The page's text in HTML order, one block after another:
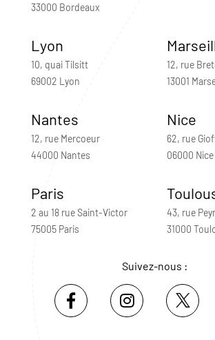
33000 Bordeaux
Lyon
10, quai Tilsitt
69002 Lyon
12, rue
13001
Nantes
12, rue Mercoeur
44000 Nantes
Nice
62, rue
06000 Nice
Paris
2 au 18 rue Saint-Victor
75005 Paris
43, rue
31000
Suivez-nous :